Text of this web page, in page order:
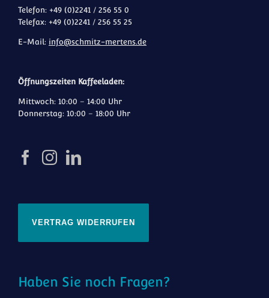
Telefon: +49 (0)2241 / 256 55 0
Telefax: +49 (0)2241 / 256 55 25
E-Mail: info@schmitz-mertens.de
Öffnungszeiten Kaffeeladen:
Mittwoch: 10:00 – 14:00 Uhr
Donnerstag: 10:00 – 18:00 Uhr
VERTRAG WIDERRUFEN
Haben Sie noch Fragen?